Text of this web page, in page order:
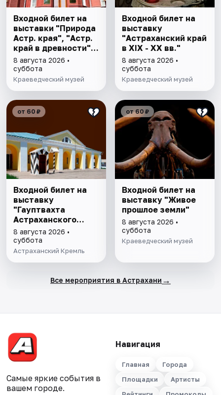
Входной билет на
выставки "Природа
Астр. края", "Астр.
край в древности",
"Заселение Астр.
края"
8 августа 2026 •
суббота
Краеведческий музей
Входной билет на
выставку
"Астраханский край
в XIX - XX вв."
8 августа 2026 •
суббота
Краеведческий музей
от 60 ₽
Входной билет на
выставку
"Гауптвахта
Астраханского
гарнизона. XIX в."
8 августа 2026 •
суббота
Астраханский Кремль
от 60 ₽
Входной билет на
выставку "Живое
прошлое земли"
8 августа 2026 •
суббота
Краеведческий музей
Все мероприятия в Астрахани →
Самые яркие события в
вашем городе.
Навигация
Главная
Города
Площадки
Артисты